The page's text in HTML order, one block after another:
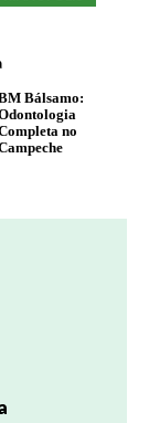
Bálsamo:
no